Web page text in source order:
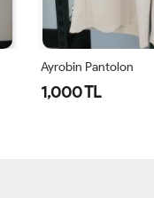
Ayrobin Pantolon
1,000 TL